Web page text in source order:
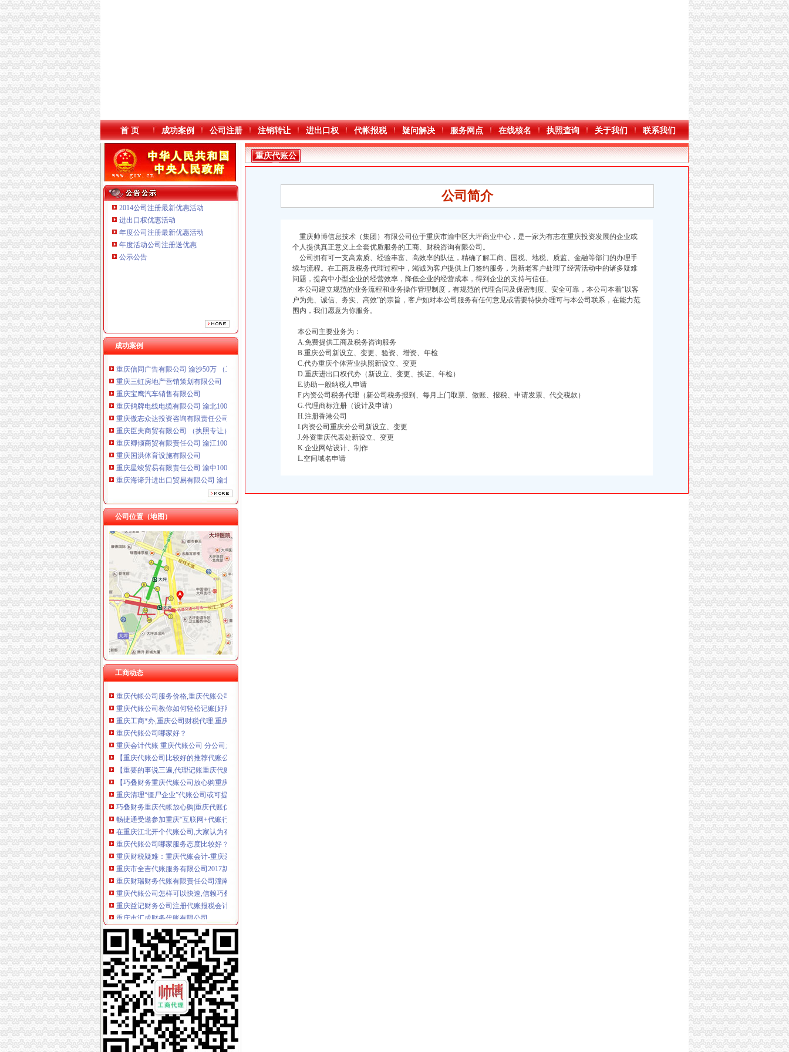
本站导航
首 页 成功案例 公司注册 注销转让 进出口权 代帐报税 疑问解决 服务网点 在线核名 执照查询 关于我们 联系我们
2014公司注册最新优惠活动
进出口权优惠活动
年度公司注册最新优惠活动
年度活动公司注册送优惠
公示公告
成功案例
重庆鸽牌电线电缆有限公司 渝北10010万 (进出口权)
重庆傲志众达投资咨询有限责任公司 渝九1000万 （增资）
重庆星竣贸易有限责任公司 渝中100万 （进出口权）
重庆海谛升进出口贸易有限公司 渝北100万 （进出口权）
重庆奕欣锦诚商贸有限公司 渝九50万 （工商注册）
重庆信同广告有限公司 渝沙50万 （工商注册）
重庆三虹房地产营销策划有限公司
重庆宝鹰汽车销售有限公司
重庆鸽牌电线电缆有限公司 渝北10010万 (进出口权)
重庆傲志众达投资咨询有限责任公司 渝九1000万 （增资）
重庆臣夫商贸有限公司 （执照专让）
重庆卿倾商贸有限责任公司 渝江100万 （工商注册）
重庆国洪体育设施有限公司
重庆星竣贸易有限责任公司 渝中100万 （进出口权）
重庆海谛升进出口贸易有限公司 渝北100万 （进出口权）
重庆奕欣锦诚商贸有限公司 渝九50万 （工商注册）
重庆信同广告有限公司 渝沙50万 （工商注册）
重庆三虹房地产营销策划有限公司
重庆宝鹰汽车销售有限公司
公司位置（地图）
工商动态
重庆代账公司
重庆招聘代账公司全职会计_重庆慢牛众创企业服务有限公司招聘-汇博网
重庆代账,一站式出口退税网站服务,选巧叠财务-无界信息网
重庆代账公司【两江新区吧】_百度贴吧
【重庆齐齐会计代账公司】-主营：
【重庆沙坪坝代账公司】价格_厂家_图片-Hc360慧聪网
重庆代理公司记账,重庆代账,重庆代理纳税申报,重庆财税代理,重
重庆高启财务咨询有限公司重庆江北代账渝中代账重庆代账-经理-人和网
重庆代账公司教你如何轻松记账[好网角文章收]
重庆工商*办,重庆公司财税代理,重庆*办公司注册,重庆代账报税-
重庆代账公司哪家好？
重庆会计代账 重庆代账公司 分公司之间的这些税务问题,一定得关
【重庆代账公司比较好的推荐代账公司会计代帐会计服务财务管理财
【重要的事说三遍,代理记账重庆代账公司重庆代帐公司就选】价
【巧叠财务重庆代账公司放心购重庆代帐公司优惠享不停】价格,
重庆清理“僵尸企业”代账公司或可提供小微企清单-新华网重庆频道
巧叠财务重庆代帐放心购|重庆代账优惠享不停！【今日推荐网】
畅捷通受邀参加重庆“互联网+代账行业研讨会”-小熊在线-企业频道
在重庆江北开个代账公司,大家认为有前景吗？_重庆_天涯论坛_天涯
重庆代账公司哪家服务态度比较好？合开展税务筹划的三个路径-灌
重庆财税疑难：重庆代账会计-重庆爱问分类
重庆市全吉代账服务有限公司2017新招聘信息_电话_地址-58企业
重庆财瑞财务代账有限责任公司潼南县分公司
重庆代账公司怎样可以快速,信赖巧叠财务,售后有保障【今日推荐网】
重庆益记财务公司注册代账报税会计代帐重庆公司注册今题网
重庆市汇成财务代账有限公司
重庆财务代账_重庆会计代账_企业财务代账-重庆财务代帐公司
重庆家代账行业协会成立-今日重庆-华龙网
重庆代账公司哪家好？重庆工商年检办理价格贵吗？？
重庆会计代账价格便宜的公司-爱喇叭网
重庆会计代账公司哪家专业负责-直辖市重庆其他服务信息
重庆代账公司市场前景广阔,巧叠财务着力造一体化的重庆代理记价
巧叠财务重庆代账,行业一流的重庆会计代账价格及报价-机电商网
搜下[金牌书网]重庆代账公司资料下载-地产智库-新浪地产网
重庆渝中区哪家代账公司好请代覃娜工商咨询-商务服务-水母网
【2017年重庆洺源代账服务有限公司新招聘信息_电话_地址】-赶集网
关于我们_重庆代账公司
重庆代账公
司
公司简介
重庆帅博信息技术（集团）有限公司 位于重庆市渝中区大坪商业中心，是一家为有志在重庆投资发展的企业或
个人提供真正意义上全套优质服务的工商、财税咨询有限公司。
公司拥有可一支高素质、经验丰富、高效率的队伍，精确了解工商、国税、地税、质监、金融等部门的办理手
续与流程。在工商及税务代理过程中，竭诚为客户提供上门签约服务，为新老客户处理了经营活动中的诸多疑难
问题，提高中小型企业的经营效率，降低企业的经营成本，得到企业的支持与信任。
本公司建立规范的业务流程和业务操作管理制度，有规范的代理合同及保密制度、安全可靠，本公司本着“以客
户为先、诚信、务实、高效”的宗旨，客户如对本公司服务有任何意见或需要特快办理可与本公司联系，在能力范
围内，我们愿意为你服务。
本公司主要业务为：
A.免费提供工商及税务咨询服务
B.重庆公司新设立、变更、验资、增资、年检
C.代办重庆个体营业执照新设立、变更
D.重庆进出口权代办（新设立、变更、换证、年检）
E.协助一般纳税人申请
F.内资公司税务代理（新公司税务报到、每月上门取票、做账、报税、申请发票、代交税款）
G.代理商标注册（设计及申请）
H.注册香港公司
I.内资公司重庆分公司新设立、变更
J.外资重庆代表处新设立、变更
K.企业网站设计、制作
L.空间域名申请